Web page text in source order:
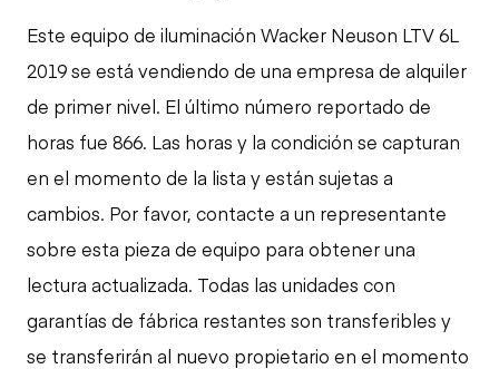
Este equipo de iluminación Wacker Neuson LTV 6L
2019 se está vendiendo de una empresa de alquiler
de primer nivel. El último número reportado de
horas fue 866. Las horas y la condición se capturan
en el momento de la lista y están sujetas a
cambios. Por favor, contacte a un representante
sobre esta pieza de equipo para obtener una
lectura actualizada. Todas las unidades con
garantías de fábrica restantes son transferibles y
se transferirán al nuevo propietario en el momento